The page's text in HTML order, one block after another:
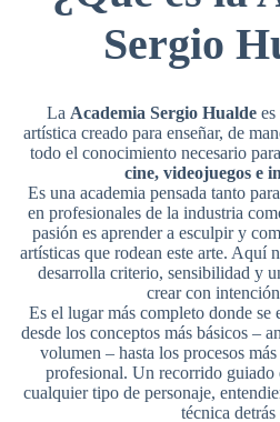
Sergio
La Academia Sergio Hualde
artística creado para enseñar, de
todo el conocimiento necesario para
cine, videojuegos e
Es una academia pensada tanto
en profesionales de la industria
pasión es aprender a esculpir y
artísticas que rodean este arte. Aquí
desarrolla criterio, sensibilidad y
crear con
Es el lugar más completo donde se
desde los conceptos más básicos –
volumen – hasta los procesos
profesional. Un recorrido guiado
cualquier tipo de personaje,
técnica detrás